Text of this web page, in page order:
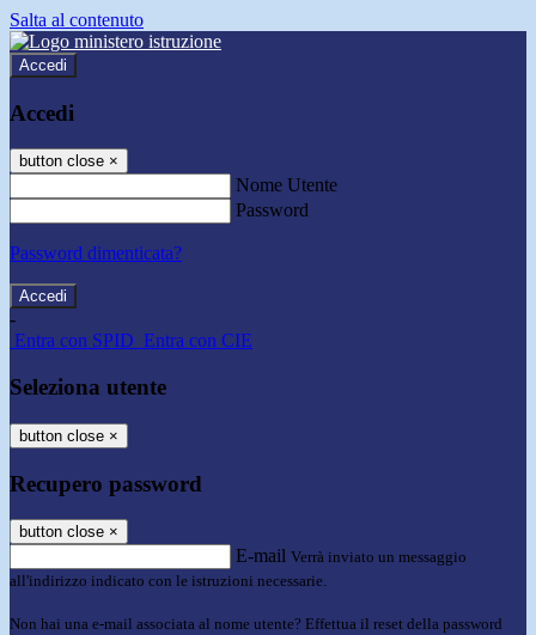
Salta al contenuto
Accedi
Accedi
button close ×
Nome Utente
Password
Password dimenticata?
-
Entra con SPID Entra con CIE
Seleziona utente
button close ×
Recupero password
button close ×
E-mail Verrà inviato un messaggio
all'indirizzo indicato con le istruzioni necessarie.
Non hai una e-mail associata al nome utente? Effettua il reset della password